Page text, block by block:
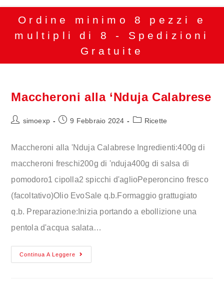
Ordine minimo 8 pezzi e
multipli di 8 - Spedizioni
Gratuite
Maccheroni alla ‘Nduja Calabrese
simoexp 9 Febbraio 2024 Ricette
Maccheroni alla 'Nduja Calabrese Ingredienti:400g di
maccheroni freschi200g di 'nduja400g di salsa di
pomodoro1 cipolla2 spicchi d'aglioPeperoncino fresco
(facoltativo)Olio EvoSale q.b.Formaggio grattugiato
q.b. Preparazione:Inizia portando a ebollizione una
pentola d'acqua salata…
Continua A Leggere